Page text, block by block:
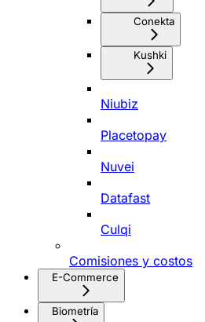
Conekta
Kushki
Niubiz
Placetopay
Nuvei
Datafast
Culqi
Comisiones y costos
E-Commerce
Biometría